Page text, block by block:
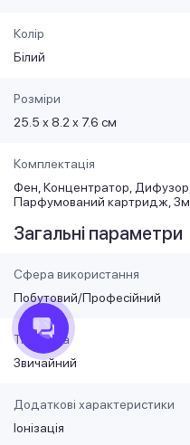
Колір
Білий
Розміри
25.5 х 8.2 х 7.6 см
Комплектація
Фен, Концентратор,
Парфумований картридж,
Загальні параметри
Сфера використання
Побутовий/Професійний
Тип фена
Звичайний
Додаткові характеристики
Іонізація